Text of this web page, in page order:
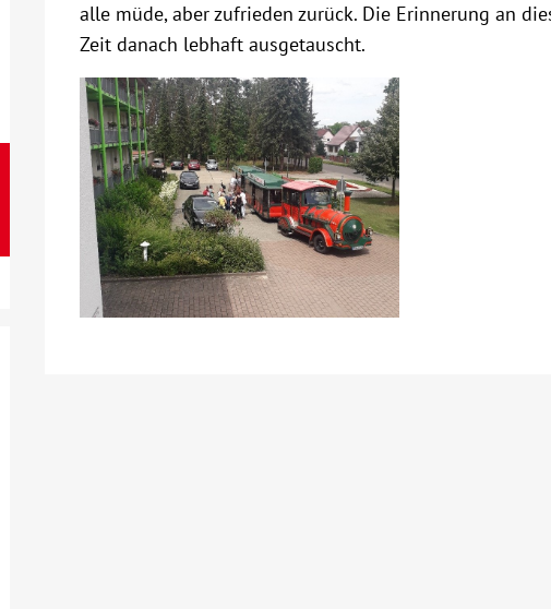
alle müde, aber zufrieden zurück. Die Erinnerung an
Zeit danach lebhaft ausgetauscht.